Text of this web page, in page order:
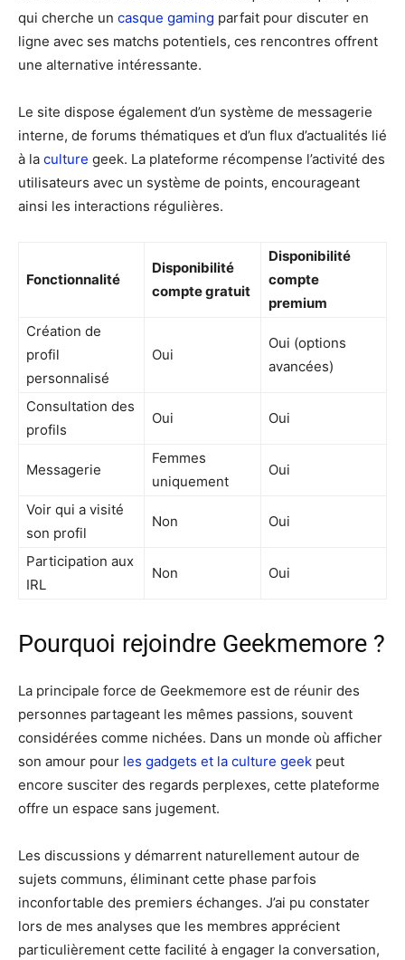
qui cherche un casque gaming parfait pour discuter en
ligne avec ses matchs potentiels, ces rencontres offrent
une alternative intéressante.
Le site dispose également d’un système de messagerie
interne, de forums thématiques et d’un flux d’actualités lié
à la culture geek. La plateforme récompense l’activité des
utilisateurs avec un système de points, encourageant
ainsi les interactions régulières.
Fonctionnalité
Disponibilité
compte gratuit
Disponibilité
compte
premium
Création de
profil
personnalisé
Oui
Oui (options
avancées)
Consultation des
profils
Oui Oui
Messagerie
Femmes
uniquement
Oui
Voir qui a visité
son profil
Non Oui
Participation aux
IRL
Non Oui
Pourquoi rejoindre Geekmemore ?
La principale force de Geekmemore est de réunir des
personnes partageant les mêmes passions, souvent
considérées comme nichées. Dans un monde où afficher
son amour pour les gadgets et la culture geek peut
encore susciter des regards perplexes, cette plateforme
offre un espace sans jugement.
Les discussions y démarrent naturellement autour de
sujets communs, éliminant cette phase parfois
inconfortable des premiers échanges. J’ai pu constater
lors de mes analyses que les membres apprécient
particulièrement cette facilité à engager la conversation,